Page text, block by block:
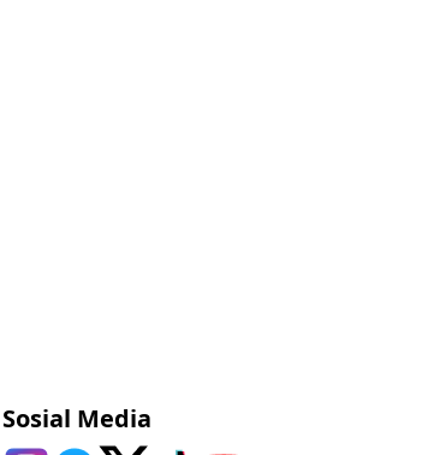
Sosial Media